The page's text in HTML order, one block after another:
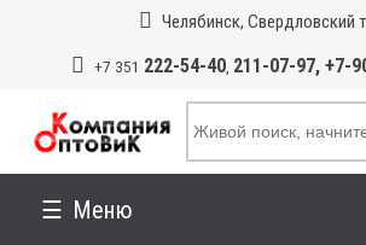
Челябинск, Свердловский
+7 351 222-54-40, 211-07-97, +7-
Меню